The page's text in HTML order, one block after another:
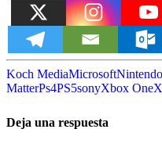
Koch MediaMicrosoftNintendo
MatterPs4PS5sonyXbox One
Deja una respuesta